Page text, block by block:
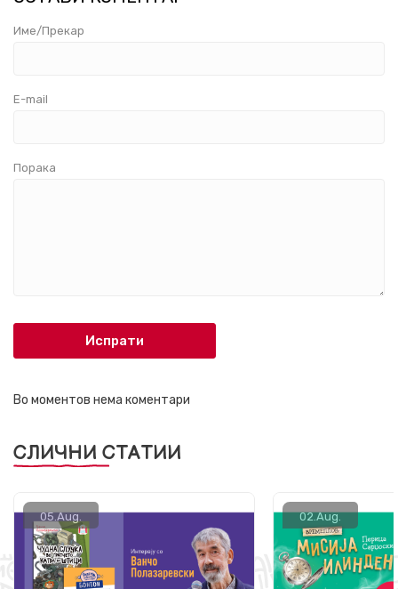
Име/Прекар
E-mail
Порака
Испрати
Во моментов нема коментари
СЛИЧНИ СТАТИИ
05.Aug. 02.Aug.